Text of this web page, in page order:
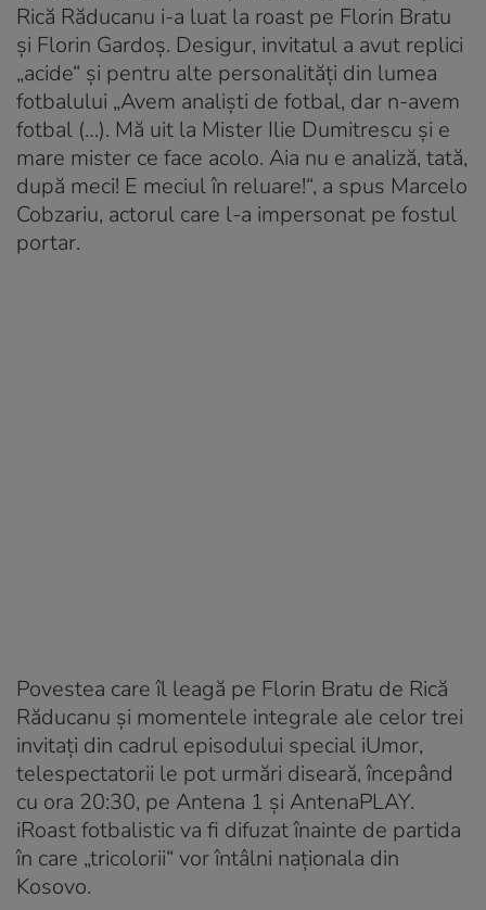
Rică Răducanu i-a luat la roast pe Florin Bratu
și Florin Gardoș. Desigur, invitatul a avut replici
„acide“ și pentru alte personalități din lumea
fotbalului „Avem analiști de fotbal, dar n-avem
fotbal (…). Mă uit la Mister Ilie Dumitrescu și e
mare mister ce face acolo. Aia nu e analiză, tată,
după meci! E meciul în reluare!“, a spus Marcelo
Cobzariu, actorul care l-a impersonat pe fostul
portar.
Povestea care îl leagă pe Florin Bratu de Rică
Răducanu și momentele integrale ale celor trei
invitați din cadrul episodului special iUmor,
telespectatorii le pot urmări diseară, începând
cu ora 20:30, pe Antena 1 și AntenaPLAY.
iRoast fotbalistic va fi difuzat înainte de partida
în care „tricolorii“ vor întâlni naționala din
Kosovo.